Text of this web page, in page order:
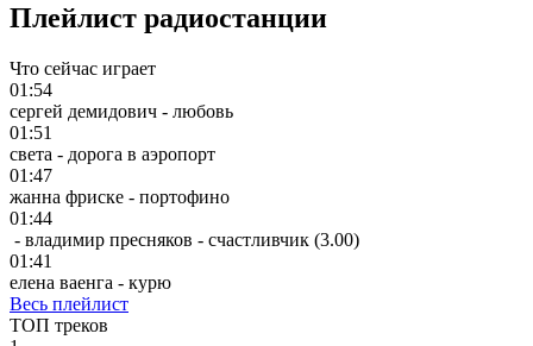
Плейлист радиостанции
Что сейчас играет
01:54
сергей демидович - любовь
01:51
света - дорога в аэропорт
01:47
жанна фриске - портофино
01:44
- владимир пресняков - счастливчик (3.00)
01:41
елена ваенга - курю
Весь плейлист
ТОП треков